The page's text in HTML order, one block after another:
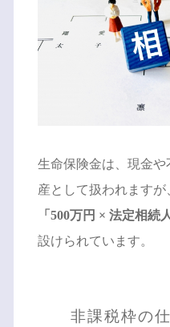
生命保険金は、現金
産として扱われますが
「500万円 × 法定相
設けられています。
非課税枠の